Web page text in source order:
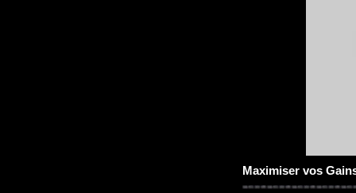
Maximiser vos